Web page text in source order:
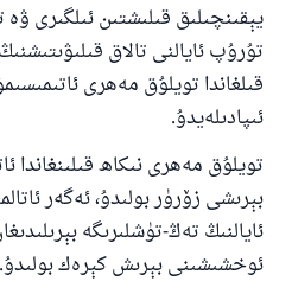
يېقىنچىلىق قىلىشتىن ئىلگىرى
تۇرۇپ ئايالنى تالاق
قىلغاندا تويلۇق مەھرى
ئىپادىلەيدۇ.
تويلۇق مەھرى نىكاھ قىلىنغاندا
بېرىشى زۆرۈر بولىدۇ، ئەگەر
ئايالنىڭ تەڭ-تۈشلىرىگە
ئوخشىشىنى بېرىش كېرەك بولىدۇ.